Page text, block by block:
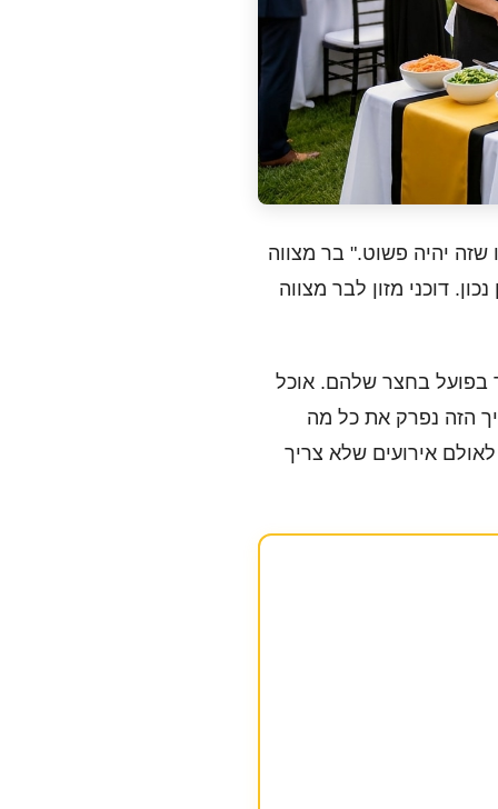
יהיה פשוט." בר מצווה
דוכני מזון לבר מצווה
בפועל בחצר שלהם. אוכל
הזה נפרק את כל מה
אירועים שלא צריך